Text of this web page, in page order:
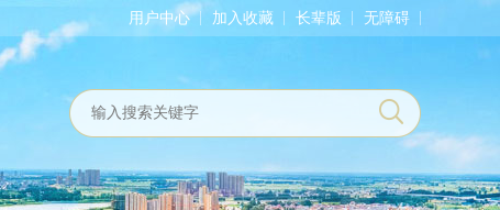
用户中心 加入收藏 长辈版 无障碍